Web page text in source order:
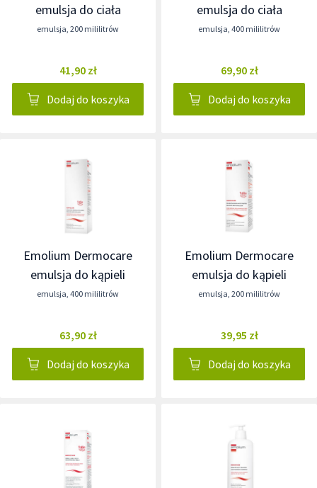
emulsja do ciała
emulsja, 200 mililitrów
41,90 zł
Dodaj do koszyka
emulsja do ciała
emulsja, 400 mililitrów
69,90 zł
Dodaj do koszyka
Emolium Dermocare
emulsja do kąpieli
emulsja, 400 mililitrów
63,90 zł
Dodaj do koszyka
Emolium Dermocare
emulsja do kąpieli
emulsja, 200 mililitrów
39,95 zł
Dodaj do koszyka